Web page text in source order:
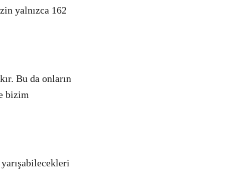
yalnızca 162
Bu da onların
bizim